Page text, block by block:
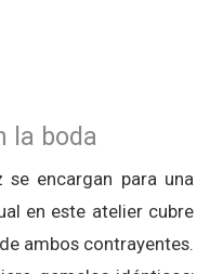
la boda
encargan para una
en este atelier cubre
ambos contrayentes.